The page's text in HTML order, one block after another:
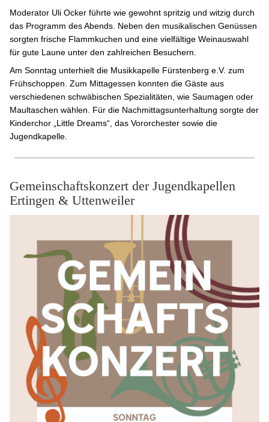
Moderator Uli Ocker führte wie gewohnt spritzig und witzig durch
das Programm des Abends. Neben den musikalischen Genüssen
sorgten frische Flammkuchen und eine vielfältige Weinauswahl
für gute Laune unter den zahlreichen Besuchern.
Am Sonntag unterhielt die Musikkapelle Fürstenberg e.V. zum
Frühschoppen. Zum Mittagessen konnten die Gäste aus
verschiedenen schwäbischen Spezialitäten, wie Saumagen oder
Maultaschen wählen. Für die Nachmittagsunterhaltung sorgte der
Kinderchor „Little Dreams“, das Vororchester sowie die
Jugendkapelle.
Gemeinschaftskonzert der Jugendkapellen
Ertingen & Uttenweiler